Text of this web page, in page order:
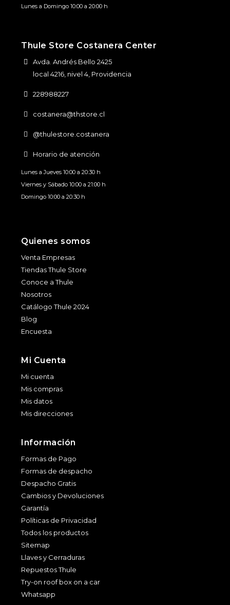
Lunes a Domingo 10:00 a 20:00 h
Thule Store Costanera Center
Avda. Andrés Bello 2425
local 4216, nivel 4, Providencia
228988227
costanera@thstore.cl
@thulestore.costanera
Horario de atención
Lunes a Jueves 10:00 a 20:30 h
Viernes y Sábado 10:00 a 21:00 h
Domingo 10:00 a 20:30 h
Quienes somos
Venta Empresas
Tiendas Thule Store
Conoce a Thule
Nosotros
Catálogo Thule 2024
Blog
Encuesta
Mi Cuenta
Mi cuenta
Mis compras
Mis datos
Mis direcciones
Información
Formas de Pago
Formas de despacho
Despacho Gratis
Cambios y Devoluciones
Garantía
Políticas de Privacidad
Todos los productos
Sitemap
Llaves y Cerraduras
Repuestos Thule
Try-on roof box on a car
Whatsapp